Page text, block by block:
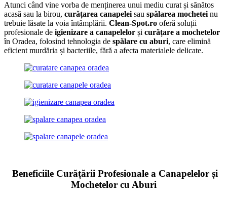
Atunci când vine vorba de menținerea unui mediu curat și sănătos
acasă sau la birou, curățarea canapelei sau spălarea mochetei nu
trebuie lăsate la voia întâmplării. Clean-Spot.ro oferă soluții
profesionale de igienizare a canapelelor și curățare a mochetelor
în Oradea, folosind tehnologia de spălare cu aburi, care elimină
eficient murdăria și bacteriile, fără a afecta materialele delicate.
Beneficiile Curățării Profesionale a Canapelelor și
Mochetelor cu Aburi